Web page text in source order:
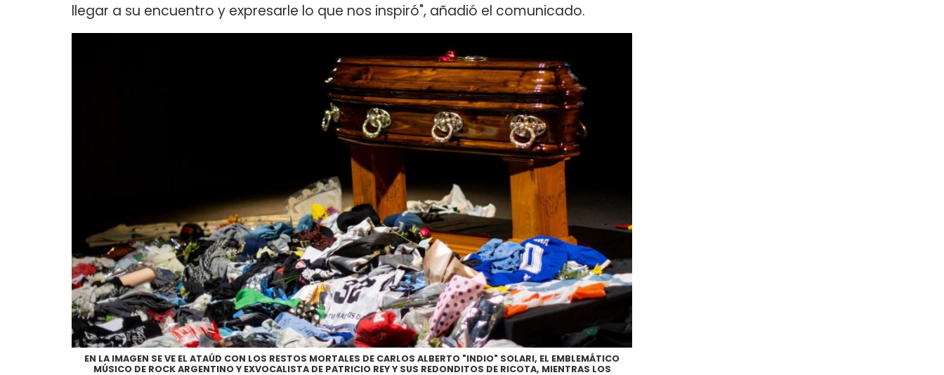
llegar a su encuentro y expresarle lo que nos inspiró", añadió el comunicado.
EN LA IMAGEN SE VE EL ATAÚD CON LOS RESTOS MORTALES DE CARLOS ALBERTO "INDIO" SOLARI, EL EMBLEMÁTICO
MÚSICO DE ROCK ARGENTINO Y EXVOCALISTA DE PATRICIO REY Y SUS REDONDITOS DE RICOTA, MIENTRAS LOS